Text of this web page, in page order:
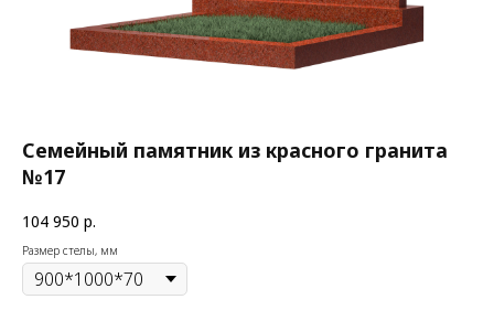
Семейный памятник из красного гранита
№17
104 950 р.
Размер стелы, мм